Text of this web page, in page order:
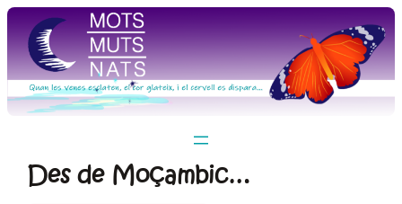
Vés
al
contingut
Des de Moçambic…